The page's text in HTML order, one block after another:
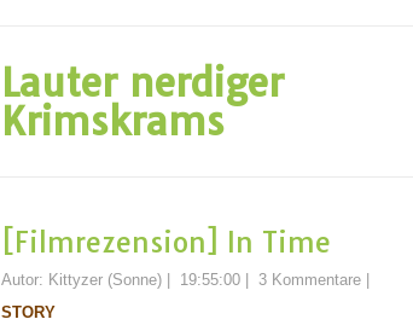
Lauter nerdiger
Krimskrams
[Filmrezension] In Time
Autor: Kittyzer (Sonne) 19:55:00 3 Kommentare
STORY